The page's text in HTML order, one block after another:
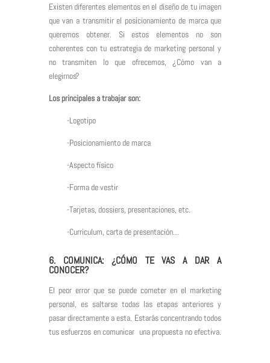
Existen diferentes elementos en el diseño de tu imagen
que van a transmitir el posicionamiento de marca que
queremos obtener. Si estos elementos no son
coherentes con tu estrategia de marketing personal y
no transmiten lo que ofrecemos, ¿Cómo van a
elegirnos?
Los principales a trabajar son:
-Logotipo
-Posicionamiento de marca
-Aspecto físico
-Forma de vestir
-Tarjetas, dossiers, presentaciones, etc.
-Curriculum, carta de presentación…
6. COMUNICA: ¿CÓMO TE VAS A DAR A
CONOCER?
El peor error que se puede cometer en el marketing
personal, es saltarse todas las etapas anteriores y
pasar directamente a esta. Estarás concentrando todos
tus esfuerzos en comunicar una propuesta no efectiva.